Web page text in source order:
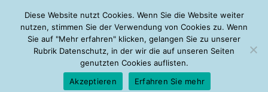
Friday, 07.08.2026
Mein Account
About Autoren Leseempfehlungen FAQ
Diese Website nutzt Cookies. Wenn Sie die Website weiter
nutzen, stimmen Sie der Verwendung von Cookies zu. Wenn
Sie auf "Mehr erfahren" klicken, gelangen Sie zu unserer
Rubrik Datenschutz, in der wir die auf unseren Seiten
genutzten Cookies auflisten.
Akzeptieren
Erfahren Sie mehr